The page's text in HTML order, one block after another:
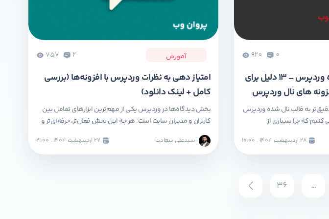
0
920
مشکل قالب های نال شده وردپرس – ۱۳ دلیل برای
های نال وردپرس
به قالب نال شده وردپرس
کنیم که چرا بسیاری از
مشکل قالب‌های نال شده
چرا نباید از قالب و
آموزش 2
757
امتیاز دهی به نظرات وردپرس با افزونه‌ها (بررسی
کامل + لینک دانلود)
بخش دیدگاه‌ها در وردپرس یکی از مهم‌ترین ابزارهای تعامل بین
کاربران و مدیران سایت است. هر چه این بخش فعال‌تر، حرفه‌ای‌تر و
تعاملی‌تر باشد، تأثیر مستقیمی بر رشد جامعه کاربران سایت، سئو و
اعتبار مطالب خواهد داشت. یکی از بهترین روش‌ها برای بهبود این
بخش، افزودن قابلیت امتیاز دهی و لایک نظرات وردپرس است. در
سیدعلی سعادت
…
36